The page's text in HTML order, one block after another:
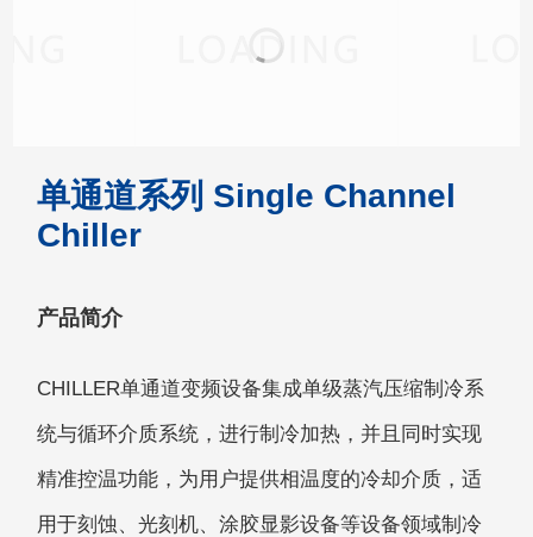
单通道系列 Single Channel
Chiller
产品简介
CHILLER单通道变频设备集成单级蒸汽压缩制冷系
统与循环介质系统，进行制冷加热，并且同时实现
精准控温功能，为用户提供相温度的冷却介质，适
用于刻蚀、光刻机、涂胶显影设备等设备领域制冷